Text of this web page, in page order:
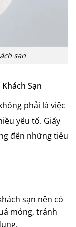
sạn
Sạn
phải là việc
yếu tố. Giấy
đến những tiêu
sạn nên có
mỏng, tránh